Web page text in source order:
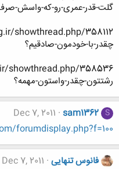
گلت-قدر-عمری-رو-که-واسش-
چقدر-با-خودمون-صادقیم؟
رشتتون-چقدر-واستون-مهمه؟
S
sam1362
Dec 7, 2011
forumdisplay.php?f=100
فانوس تنهایی Dec 7, 2011